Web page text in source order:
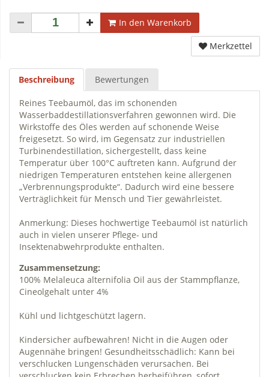
In den Warenkorb
Merkzettel
Beschreibung Bewertungen
Reines Teebaumöl, das im schonenden
Wasserbaddestillationsverfahren gewonnen wird. Die
Wirkstoffe des Öles werden auf schonende Weise
freigesetzt. So wird, im Gegensatz zur industriellen
Turbinendestillation, sichergestellt, dass keine
Temperatur über 100°C auftreten kann. Aufgrund der
niedrigen Temperaturen entstehen keine allergenen
„Verbrennungsprodukte“. Dadurch wird eine bessere
Verträglichkeit für Mensch und Tier gewährleistet.
Anmerkung: Dieses hochwertige Teebaumöl ist natürlich
auch in vielen unserer Pflege- und
Insektenabwehrprodukte enthalten.
Zusammensetzung:
100% Melaleuca alternifolia Oil aus der Stammpflanze,
Cineolgehalt unter 4%
Kühl und lichtgeschützt lagern.
Kindersicher aufbewahren! Nicht in die Augen oder
Augennähe bringen! Gesundheitsschädlich: Kann bei
verschlucken Lungenschäden verursachen. Bei